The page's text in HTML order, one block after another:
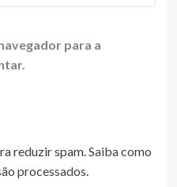
para a
reduzir spam.Saiba como
processados.